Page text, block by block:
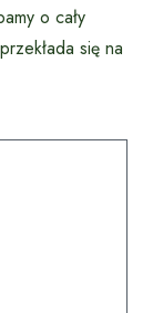
o cały
się na